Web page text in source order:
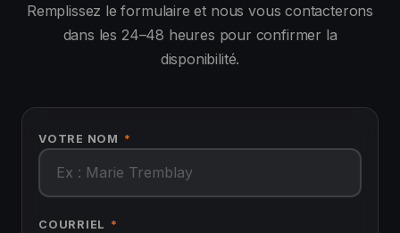
Remplissez le formulaire et nous vous contacterons
dans les 24–48 heures pour confirmer la
disponibilité.
VOTRE NOM *
COURRIEL *